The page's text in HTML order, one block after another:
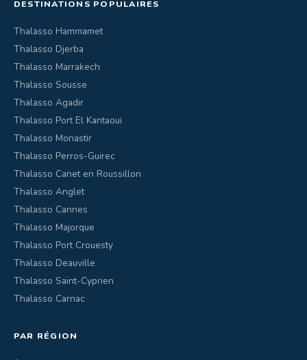
DESTINATIONS POPULAIRES
Thalasso Hammamet
Thalasso Djerba
Thalasso Marrakech
Thalasso Sousse
Thalasso Agadir
Thalasso Port El Kantaoui
Thalasso Monastir
Thalasso Perros-Guirec
Thalasso Canet en Roussillon
Thalasso Anglet
Thalasso Cannes
Thalasso Majorque
Thalasso Port Crouesty
Thalasso Deauville
Thalasso Saint-Cyprien
Thalasso Carnac
PAR RÉGION